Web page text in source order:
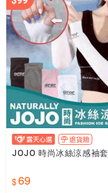
JOJO 時尚冰絲涼感袖套
69